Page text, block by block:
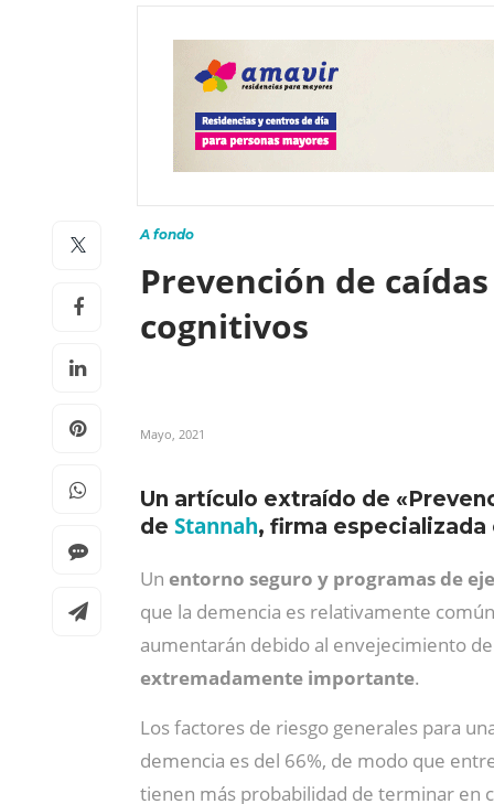
A fondo
Prevención de
cognitivos
Mayo, 2021
Un artículo extraído de
de Stannah, firma especializada
Un entorno seguro y programas de
que la demencia es relativamente
aumentarán debido al envejecimiento
extremadamente importante.
Los factores de riesgo generales para
demencia es del 66%, de modo que
tienen más probabilidad de terminar en